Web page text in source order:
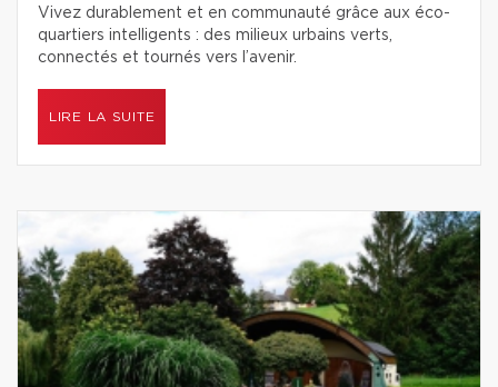
Vivez durablement et en communauté grâce aux éco-
quartiers intelligents : des milieux urbains verts,
connectés et tournés vers l’avenir.
LIRE LA SUITE